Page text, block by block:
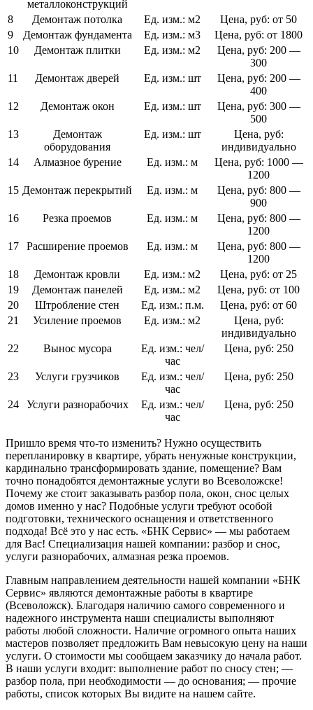
металлоконструкций
8
Демонтаж потолка Ед. изм.: м2 Цена, руб: от 50
9
Демонтаж фундамента Ед. изм.: м3 Цена, руб: от 1800
10
Демонтаж плитки Ед. изм.: м2 Цена, руб: 200 —
300
11
Демонтаж дверей Ед. изм.: шт Цена, руб: 200 —
400
12
Демонтаж окон Ед. изм.: шт Цена, руб: 300 —
500
13
Демонтаж
оборудования
Ед. изм.: шт
Цена, руб:
индивидуально
14
Алмазное бурение Ед. изм.: м Цена, руб: 1000 —
1200
15 Демонтаж перекрытий Ед. изм.: м Цена, руб: 800 —
900
16
Резка проемов Ед. изм.: м Цена, руб: 800 —
1200
17
Расширение проемов Ед. изм.: м Цена, руб: 800 —
1200
18
Демонтаж кровли Ед. изм.: м2 Цена, руб: от 25
19
Демонтаж панелей Ед. изм.: м2 Цена, руб: от 100
20
Штробление стен Ед. изм.: п.м. Цена, руб: от 60
21
Усиление проемов Ед. изм.: м2
Цена, руб:
индивидуально
22
Вынос мусора Ед. изм.: чел/
час
Цена, руб: 250
23 Услуги грузчиков Ед. изм.: чел/
час
Цена, руб: 250
24 Услуги разнорабочих Ед. изм.: чел/
час
Цена, руб: 250
Пришло время что-то изменить? Нужно осуществить
перепланировку в квартире, убрать ненужные конструкции,
кардинально трансформировать здание, помещение? Вам
точно понадобятся демонтажные услуги во Всеволожске!
Почему же стоит заказывать разбор пола, окон, снос целых
домов именно у нас? Подобные услуги требуют особой
подготовки, технического оснащения и ответственного
подхода! Всё это у нас есть. «БНК Сервис» — мы работаем
для Вас! Специализация нашей компании: разбор и снос,
услуги разнорабочих, алмазная резка проемов.
Главным направлением деятельности нашей компании «БНК
Сервис» являются демонтажные работы в квартире
(Всеволожск). Благодаря наличию самого современного и
надежного инструмента наши специалисты выполняют
работы любой сложности. Наличие огромного опыта наших
мастеров позволяет предложить Вам невысокую цену на наши
услуги. О стоимости мы сообщаем заказчику до начала работ.
В наши услуги входит: выполнение работ по сносу стен; —
разбор пола, при необходимости — до основания; — прочие
работы, список которых Вы видите на нашем сайте.